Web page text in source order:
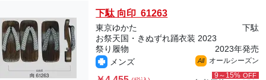
下駄 向印 61263
東京ゆかた
下駄
お祭天国・きぬずれ踊衣装 2023
祭り履物
2023年発売
メンズ
All オールシーズン
9～15% OFF